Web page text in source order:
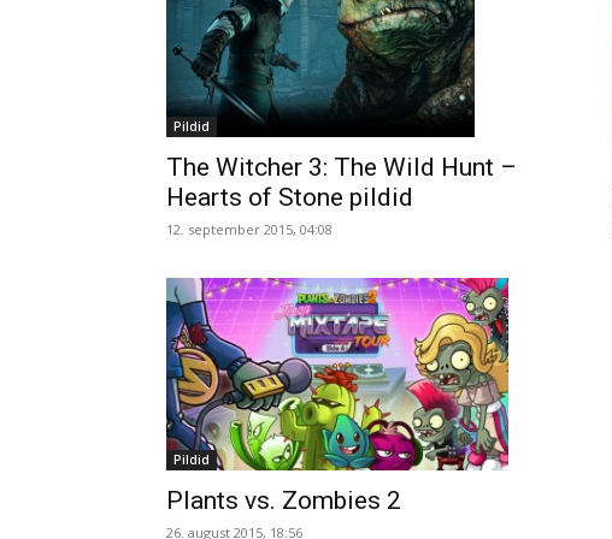
Pildid
The Witcher 3: The Wild Hunt –
Hearts of Stone pildid
12. september 2015, 04:08
Pildid
Plants vs. Zombies 2
26. august 2015, 18:56